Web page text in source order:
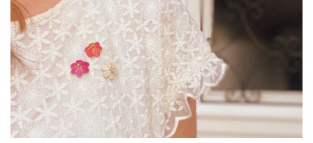
Choisies
Sur
La
Page
Du
Produit